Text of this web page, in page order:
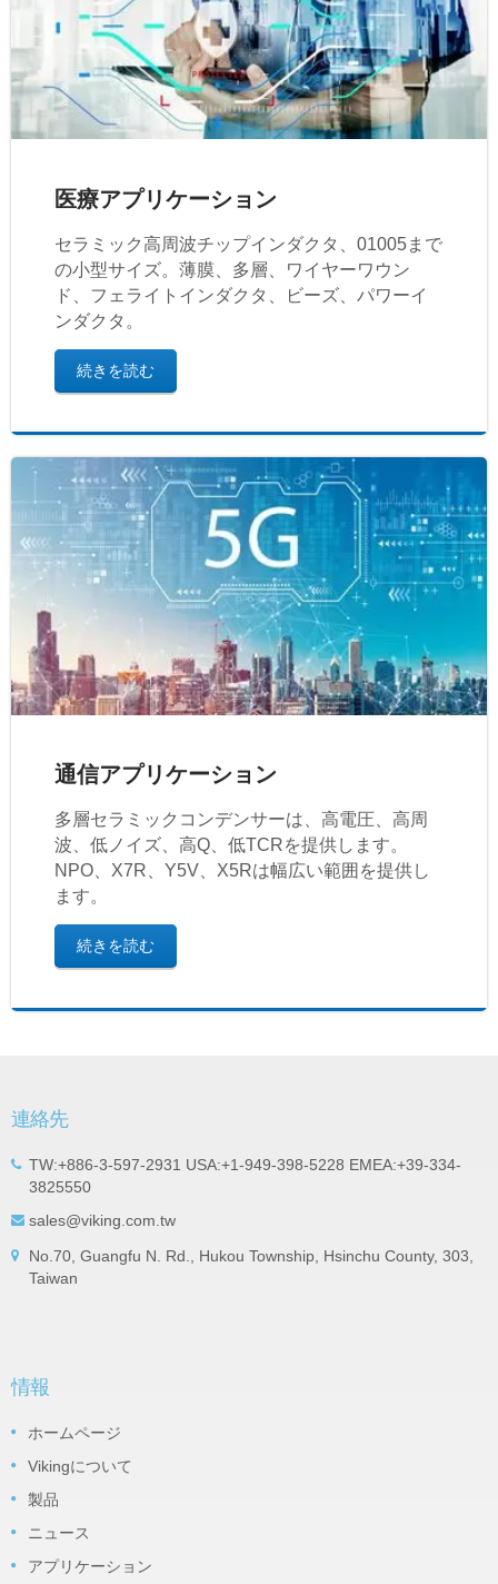
医療アプリケーション
セラミック高周波チップインダクタ、01005まで
の小型サイズ。薄膜、多層、ワイヤーワウン
ド、フェライトインダクタ、ビーズ、パワーイ
ンダクタ。
続きを読む
通信アプリケーション
多層セラミックコンデンサーは、高電圧、高周
波、低ノイズ、高Q、低TCRを提供します。
NPO、X7R、Y5V、X5Rは幅広い範囲を提供し
ます。
続きを読む
連絡先
TW:+886-3-597-2931 USA:+1-949-398-5228 EMEA:+39-334-
3825550
sales@viking.com.tw
No.70, Guangfu N. Rd., Hukou Township, Hsinchu County, 303,
Taiwan
情報
ホームページ
Vikingについて
製品
ニュース
アプリケーション